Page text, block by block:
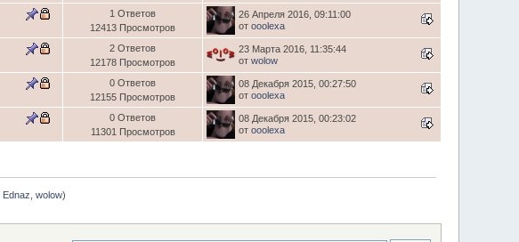
1 Ответов
12413 Просмотров
26 Апреля 2016, 09:11:00
отooolexa
2 Ответов
12178 Просмотров
23 Марта 2016, 11:35:44
отwolow
0 Ответов
12155 Просмотров
08 Декабря 2015, 00:27:50
отooolexa
0 Ответов
11301 Просмотров
08 Декабря 2015, 00:23:02
отooolexa
Ednaz ,wolow)